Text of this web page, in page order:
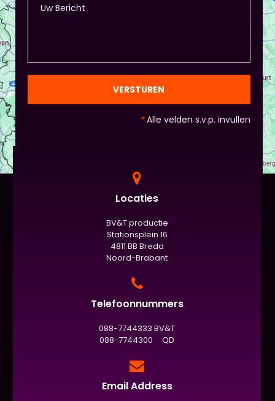
VERSTUREN
*Alle velden s.v.p. invullen
Locaties
BV&T productie
Stationsplein 16
4811 BB Breda
Noord-Brabant
Telefoonnummers
088-7744333 BV&T
088-7744300 QD
Email Address